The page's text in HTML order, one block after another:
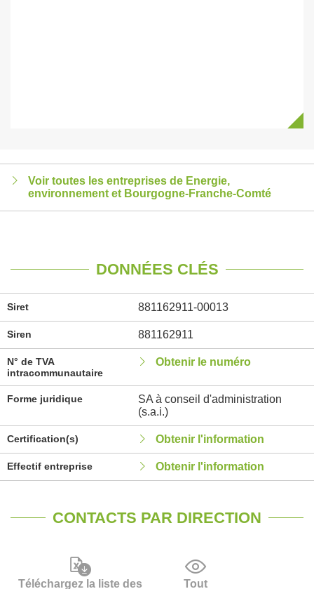
Voir toutes les entreprises de Energie,
environnement et Bourgogne-Franche-Comté
DONNÉES CLÉS
Siret 881162911-00013
Siren 881162911
N° de TVA
intracommunautaire
Obtenir le numéro
Forme juridique
SA à conseil d'administration
(s.a.i.)
Certification(s) Obtenir l'information
Effectif entreprise Obtenir l'information
CONTACTS PAR DIRECTION
Téléchargez la liste des Tout